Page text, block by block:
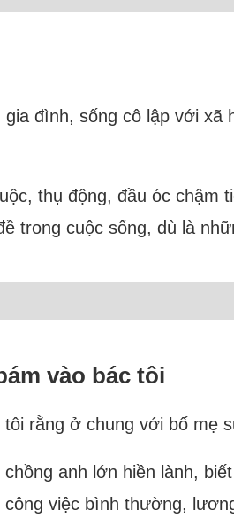
đình, sống cô lập với xã
thụ động, đầu óc chậm
trong cuộc sống, dù là
vào bác tôi
rằng ở chung với bố mẹ
anh lớn hiền lành,
việc bình thường,